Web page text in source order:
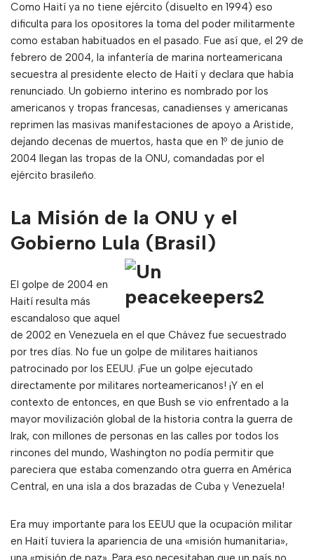
Como Haití ya no tiene ejército (disuelto en 1994) eso
dificulta para los opositores la toma del poder militarmente
como estaban habituados en el pasado. Fue así que, el 29 de
febrero de 2004, la infantería de marina norteamericana
secuestra al presidente electo de Haití y declara que había
renunciado. Un gobierno interino es nombrado por los
americanos y tropas francesas, canadienses y americanas
reprimen las masivas manifestaciones de apoyo a Aristide,
dejando decenas de muertos, hasta que en 1º de junio de
2004 llegan las tropas de la ONU, comandadas por el
ejército brasileño.
La Misión de la ONU y el
Gobierno Lula (Brasil)
El golpe de 2004 en
Haití resulta más
escandaloso que aquel
de 2002 en Venezuela en el que Chávez fue secuestrado
por tres días. No fue un golpe de militares haitianos
patrocinado por los EEUU. ¡Fue un golpe ejecutado
directamente por militares norteamericanos! ¡Y en el
contexto de entonces, en que Bush se vio enfrentado a la
mayor movilización global de la historia contra la guerra de
Irak, con millones de personas en las calles por todos los
rincones del mundo, Washington no podía permitir que
pareciera que estaba comenzando otra guerra en América
Central, en una isla a dos brazadas de Cuba y Venezuela!
Era muy importante para los EEUU que la ocupación militar
en Haití tuviera la apariencia de una «misión humanitaria»,